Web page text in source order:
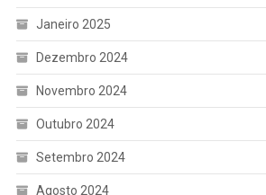
Janeiro 2025
Dezembro 2024
Novembro 2024
Outubro 2024
Setembro 2024
Agosto 2024